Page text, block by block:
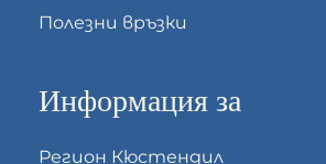
Полезни връзки
Информация за
Регион Кюстендил